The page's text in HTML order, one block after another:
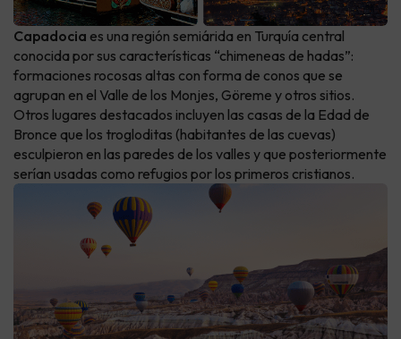
Capadocia es una región semiárida en Turquía central
conocida por sus características “chimeneas de hadas”:
formaciones rocosas altas con forma de conos que se
agrupan en el Valle de los Monjes, Göreme y otros sitios.
Otros lugares destacados incluyen las casas de la Edad de
Bronce que los trogloditas (habitantes de las cuevas)
esculpieron en las paredes de los valles y que posteriormente
serían usadas como refugios por los primeros cristianos.